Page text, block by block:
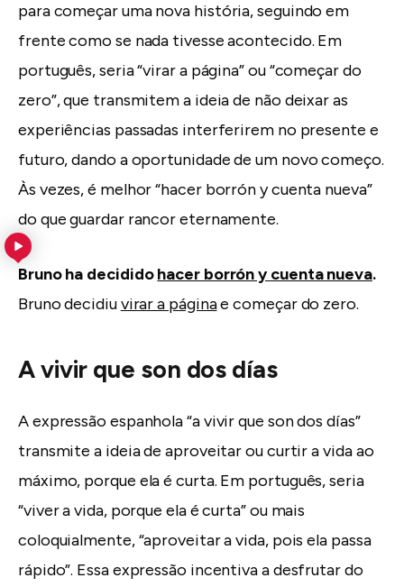
para começar uma nova história, seguindo em
frente como se nada tivesse acontecido. Em
português, seria “virar a página” ou “começar do
zero”, que transmitem a ideia de não deixar as
experiências passadas interferirem no presente e
futuro, dando a oportunidade de um novo começo.
Às vezes, é melhor “hacer borrón y cuenta nueva”
do que guardar rancor eternamente.
Bruno ha decididohacer borrón y cuenta nueva.
Bruno decidiuvirar a páginae começar do zero.
A vivir que son dos días
A expressão espanhola “a vivir que son dos días”
transmite a ideia de aproveitar ou curtir a vida ao
máximo, porque ela é curta. Em português, seria
“viver a vida, porque ela é curta” ou mais
coloquialmente, “aproveitar a vida, pois ela passa
rápido”. Essa expressão incentiva a desfrutar do